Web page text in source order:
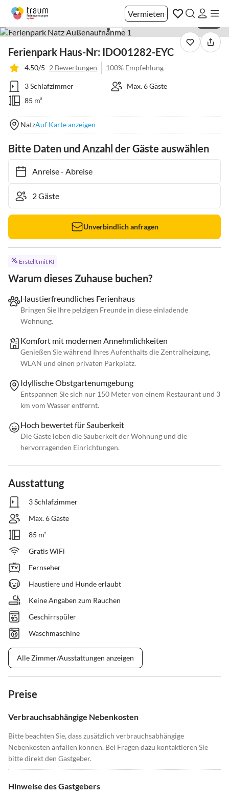
Vermieten
Ferienpark Haus-Nr: IDO01282-EYC
4.50/5 2 Bewertungen 100% Empfehlung
3 Schlafzimmer
Max. 6 Gäste
85 m²
NatzAuf Karte anzeigen
Bitte Daten und Anzahl der Gäste auswählen
Anreise- Abreise
Unverbindlich anfragen
Erstellt mit KI
Warum dieses Zuhause buchen?
Haustierfreundliches Ferienhaus
Bringen Sie Ihre pelzigen Freunde in diese einladende
Wohnung.
Komfort mit modernen Annehmlichkeiten
Genießen Sie während Ihres Aufenthalts die Zentralheizung,
WLAN und einen privaten Parkplatz.
Idyllische Obstgartenumgebung
Entspannen Sie sich nur 150 Meter von einem Restaurant und 3
km vom Wasser entfernt.
Hoch bewertet für Sauberkeit
Die Gäste loben die Sauberkeit der Wohnung und die
hervorragenden Einrichtungen.
Ausstattung
3 Schlafzimmer
Max. 6 Gäste
85 m²
Gratis WiFi
Fernseher
Haustiere und Hunde erlaubt
Keine Angaben zum Rauchen
Geschirrspüler
Waschmaschine
Alle Zimmer/Ausstattungen anzeigen
Preise
Verbrauchsabhängige Nebenkosten
Bitte beachten Sie, dass zusätzlich verbrauchsabhängige
Nebenkosten anfallen können. Bei Fragen dazu kontaktieren Sie
bitte direkt den Gastgeber.
Hinweise des Gastgebers